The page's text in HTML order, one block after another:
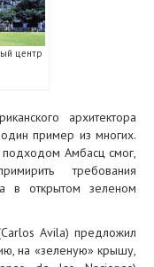
центр
архитектора
пример из многих.
Амбасц смог,
требования
в открытом зеленом
Avila) предложил
на «зеленую» крышу,